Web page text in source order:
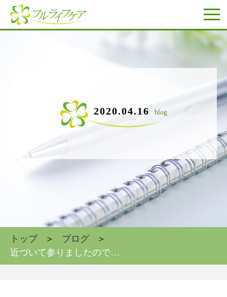
2020.04.16 blog
トップ
ブログ
近づいて参りましたので…